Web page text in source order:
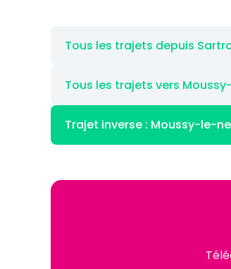
Tous les trajets depuis
Tous les trajets vers
Trajet inverse : Moussy-le-